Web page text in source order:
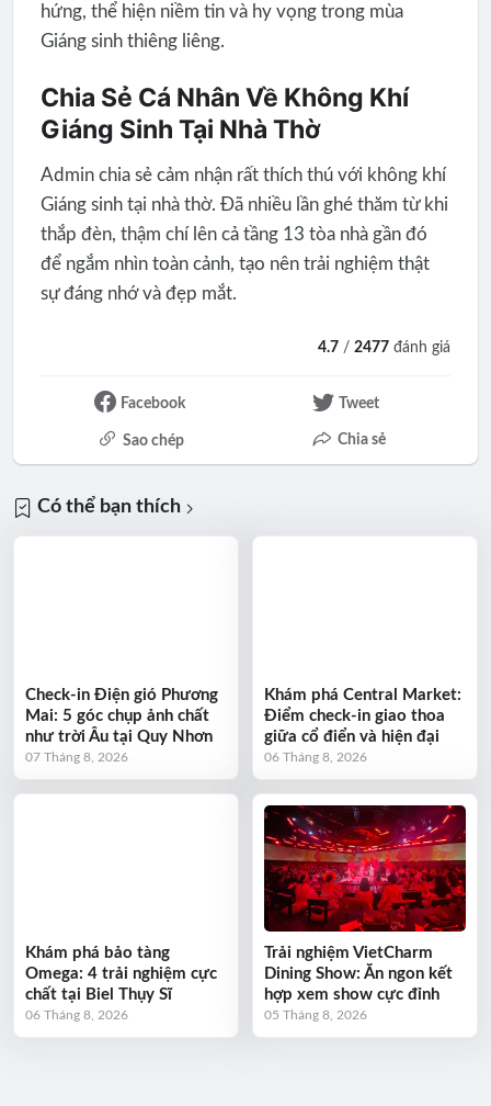
hứng, thể hiện niềm tin và hy vọng trong mùa
Giáng sinh thiêng liêng.
Chia Sẻ Cá Nhân Về Không Khí
Giáng Sinh Tại Nhà Thờ
Admin chia sẻ cảm nhận rất thích thú với không khí
Giáng sinh tại nhà thờ. Đã nhiều lần ghé thăm từ khi
thắp đèn, thậm chí lên cả tầng 13 tòa nhà gần đó
để ngắm nhìn toàn cảnh, tạo nên trải nghiệm thật
sự đáng nhớ và đẹp mắt.
4.7 /2477 đánh giá
Facebook Tweet
Sao chép Chia sẻ
Có thể bạn thích
Check-in Điện gió Phương
Mai: 5 góc chụp ảnh chất
như trời Âu tại Quy Nhơn
07 Tháng 8, 2026
Khám phá Central Market:
Điểm check-in giao thoa
giữa cổ điển và hiện đại
06 Tháng 8, 2026
Khám phá bảo tàng
Omega: 4 trải nghiệm cực
chất tại Biel Thụy Sĩ
06 Tháng 8, 2026
Trải nghiệm VietCharm
Dining Show: Ăn ngon kết
hợp xem show cực đỉnh
05 Tháng 8, 2026